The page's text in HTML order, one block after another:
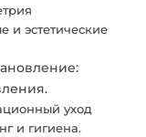
и эстетические
уход
и гигиена.